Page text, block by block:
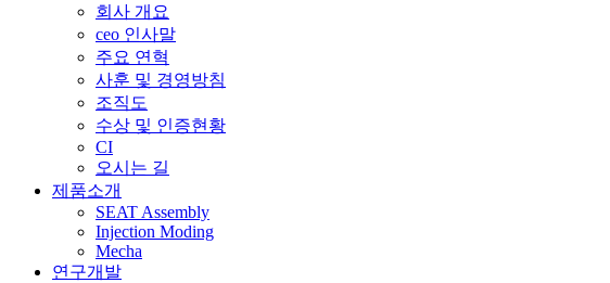
회사 개요
ceo 인사말
주요 연혁
사훈 및 경영방침
조직도
수상 및 인증현황
CI
오시는 길
제품소개
SEAT Assembly
Injection Moding
Mecha
연구개발